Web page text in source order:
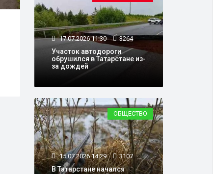
15.07.2026 14:29 3107
В Татарстане начался
прием заявлений на охоту
на пернатую дичь
17.07.2026 11:30 3264
Участок автодороги
обрушился в Татарстане из-
за дождей
ОБЩЕСТВО
15.07.2026 14:29 3107
В Татарстане начался